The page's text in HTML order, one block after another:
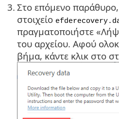
3. Στο επόμενο παράθυρο,
στοιχείο
πραγματοποιήστε
του αρχείου. Αφού
βήμα, κάντε κλικ στο